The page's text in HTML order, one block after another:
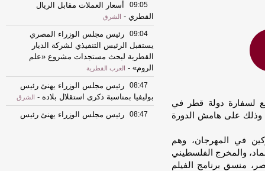
لسفارة دولة قطر في
وذلك على هامش الدورة
في المهرجان، وهم
والمخرج الفلسطيني
منسق برنامج الفيلم
09:05
أسعار العملات مقابل الريال
القطري - الشرق
09:04
رئيس مجلس الوزراء المصري
يستقبل الرئيس التنفيذي لشركة الديار
القطرية لبحث مستجدات مشروع «علم
الروم» - العرب القطرية
08:47
رئيس مجلس الوزراء يهنئ رئيس
بوليفيا بمناسبة ذكرى استقلال بلاده - الشرق
08:47
رئيس مجلس الوزراء يهنئ رئيس